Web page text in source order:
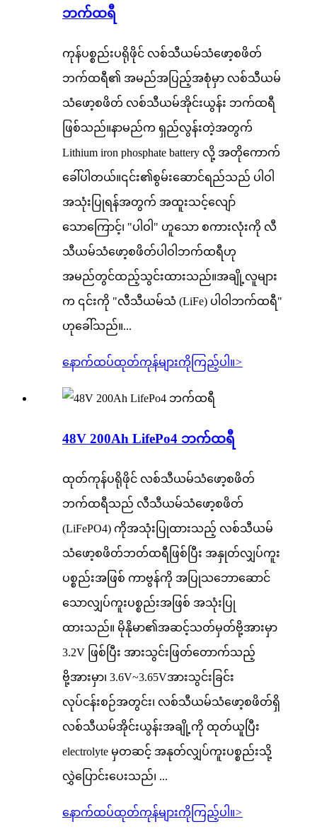
ဘက်ထရီ
ကုန်ပစ္စည်းပရိုဖိုင် လစ်သီယမ်သံဖော့စဖိတ်
ဘက်ထရီ၏ အမည်အပြည့်အစုံမှာ လစ်သီယမ်
သံဖော့စဖိတ် လစ်သီယမ်အိုင်းယွန်း ဘက်ထရီ
ဖြစ်သည်။နာမည်က ရှည်လွန်းတဲ့အတွက်
Lithium iron phosphate battery လို့ အတိုကောက်
ခေါ်ပါတယ်။၎င်း၏စွမ်းဆောင်ရည်သည် ပါဝါ
အသုံးပြုရန်အတွက် အထူးသင့်လျော်
သောကြောင့်၊ "ပါဝါ" ဟူသော စကားလုံးကို လီ
သီယမ်သံဖော့စဖိတ်ပါဝါဘက်ထရီဟု
အမည်တွင်ထည့်သွင်းထားသည်။အချို့လူများ
က ၎င်းကို "လီသီယမ်သံ (LiFe) ပါဝါဘက်ထရီ"
ဟုခေါ်သည်။...
နောက်ထပ်ထုတ်ကုန်များကိုကြည့်ပါ။>
48V 200Ah LifePo4 ဘက်ထရီ
ထုတ်ကုန်ပရိုဖိုင် လစ်သီယမ်သံဖော့စဖိတ်
ဘက်ထရီသည် လီသီယမ်သံဖော့စဖိတ်
(LiFePO4) ကိုအသုံးပြုထားသည့် လစ်သီယမ်
သံဖော့စဖိတ်ဘတ်ထရီဖြစ်ပြီး အနှုတ်လျှပ်ကူး
ပစ္စည်းအဖြစ် ကာဗွန်ကို အပြုသဘောဆောင်
သောလျှပ်ကူးပစ္စည်းအဖြစ် အသုံးပြု
ထားသည်။ မိုနိုမာ၏အဆင့်သတ်မှတ်ဗို့အားမှာ
3.2V ဖြစ်ပြီး အားသွင်းဖြတ်တောက်သည့်
ဗို့အားမှာ၊ 3.6V~3.65Vအားသွင်းခြင်း
လုပ်ငန်းစဉ်အတွင်း၊ လစ်သီယမ်သံဖော့စဖိတ်ရှိ
လစ်သီယမ်အိုင်းယွန်းအချို့ကို ထုတ်ယူပြီး
electrolyte မှတဆင့် အနုတ်လျှပ်ကူးပစ္စည်းသို့
လွှဲပြောင်းပေးသည်၊ ...
နောက်ထပ်ထုတ်ကုန်များကိုကြည့်ပါ။>